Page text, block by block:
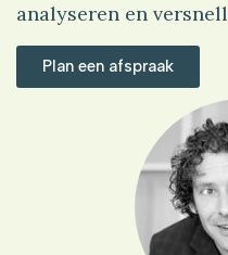
analyseren en
Plan een afspraak